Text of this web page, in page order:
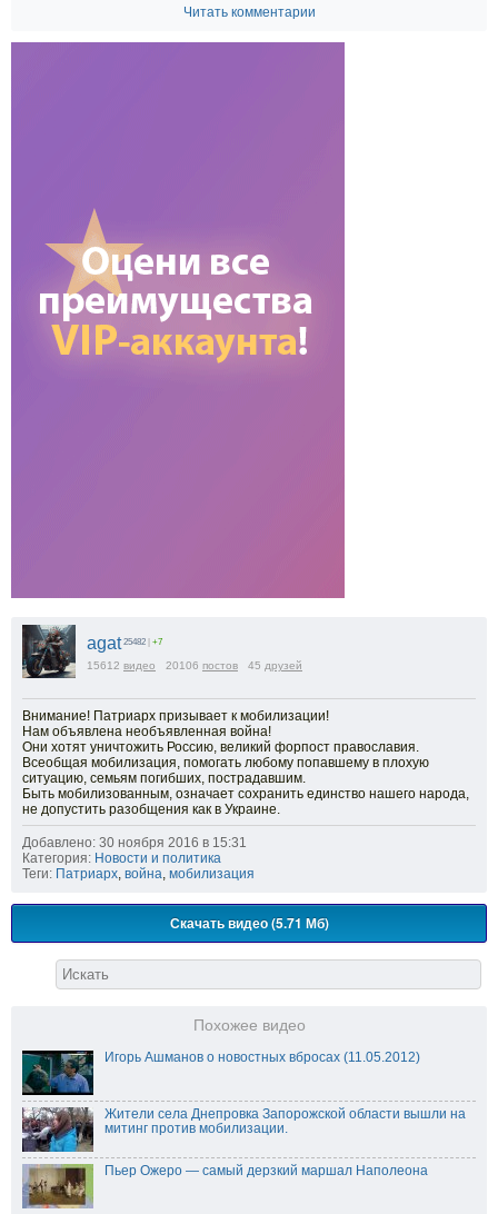
Читать комментарии
agat 25482 +7
15612 видео 20106 постов 45 друзей
Внимание! Патриарх призывает к мобилизации!
Нам объявлена необъявленная война!
Они хотят уничтожить Россию, великий форпост православия.
Всеобщая мобилизация, помогать любому попавшему в плохую
ситуацию, семьям погибших, пострадавшим.
Быть мобилизованным, означает сохранить единство нашего народа,
не допустить разобщения как в Украине.
Добавлено: 30 ноября 2016 в 15:31
Категория: Новости и политика
Теги: Патриарх, война, мобилизация
Скачать видео (5.71 Мб)
Похожее видео
Игорь Ашманов о новостных вбросах (11.05.2012)
Жители села Днепровка Запорожской области вышли на
митинг против мобилизации.
Пьер Ожеро — самый дерзкий маршал Наполеона